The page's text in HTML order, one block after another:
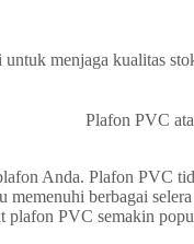
menjaga kualitas
Anda. Plafon PVC
berbagai
plafon PVC semakin